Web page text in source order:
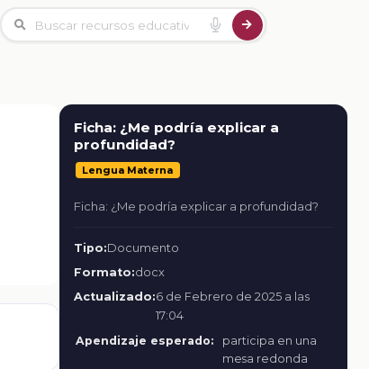
Ficha: ¿Me podría explicar a
profundidad?
Lengua Materna
Ficha: ¿Me podría explicar a profundidad?
Tipo:Documento
Formato:docx
Actualizado:6 de Febrero de 2025 a las
17:04
Apendizaje esperado:
participa en una
mesa redonda